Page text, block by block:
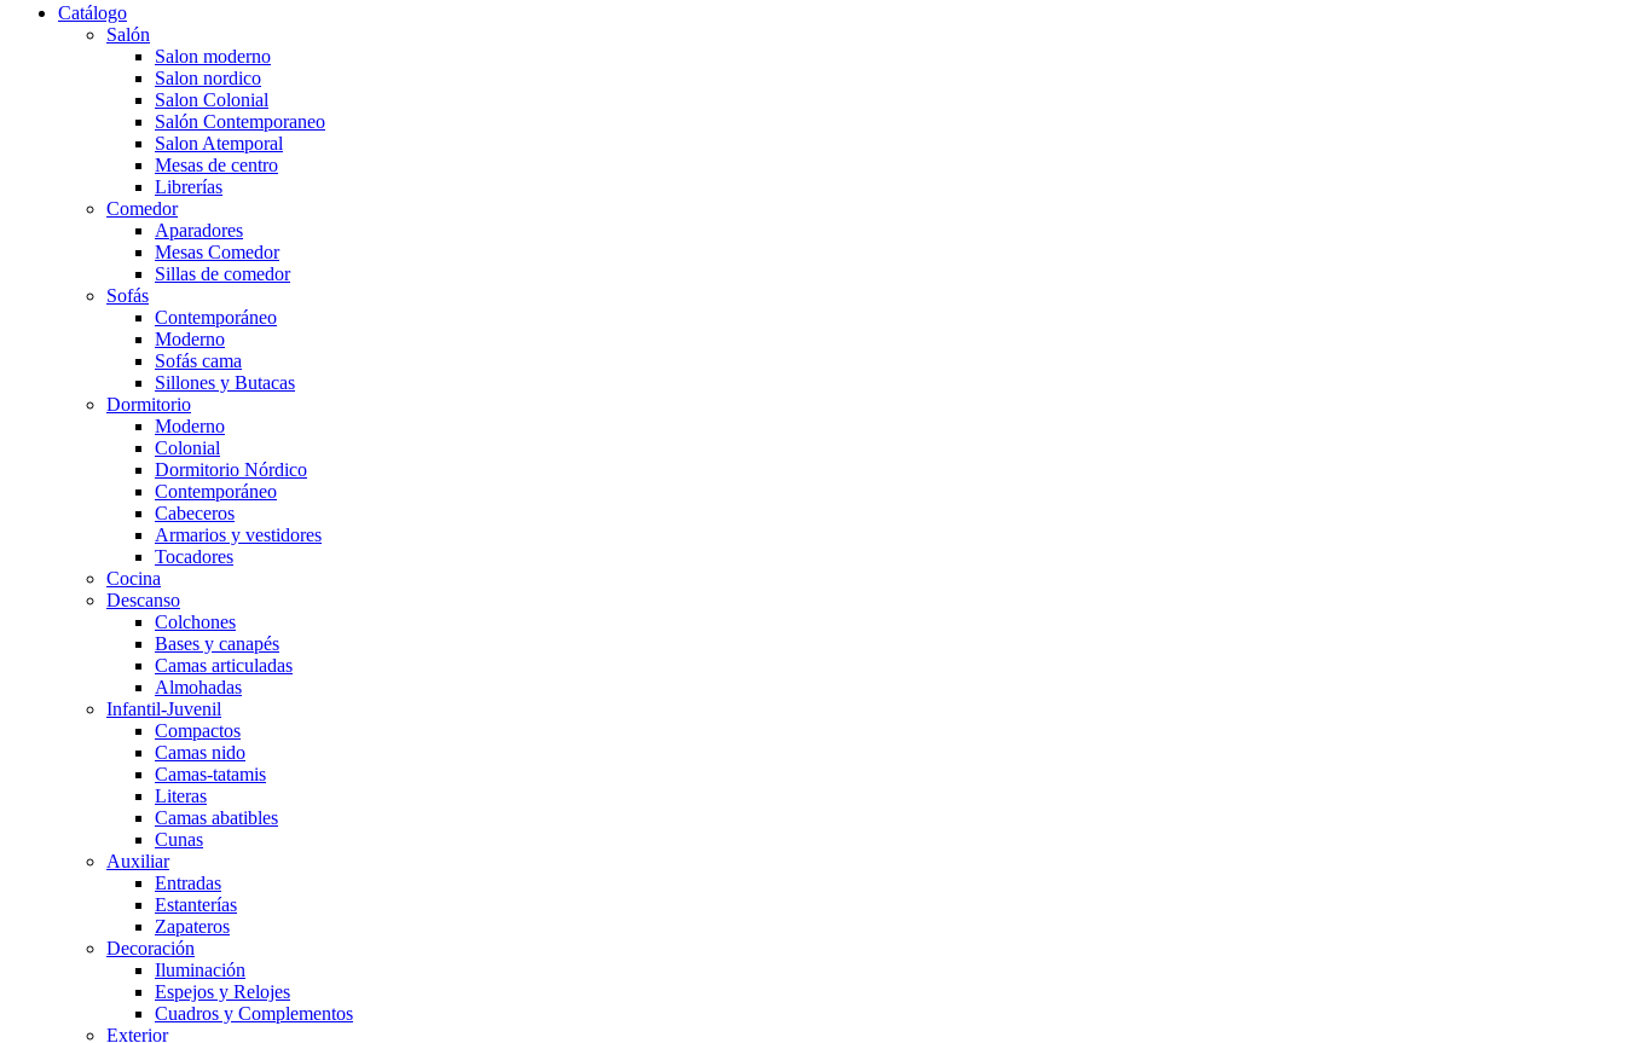
Catálogo
Salón
Salon moderno
Salon nordico
Salon Colonial
Salón Contemporaneo
Salon Atemporal
Mesas de centro
Librerías
Comedor
Aparadores
Mesas Comedor
Sillas de comedor
Sofás
Contemporáneo
Moderno
Sofás cama
Sillones y Butacas
Dormitorio
Moderno
Colonial
Dormitorio Nórdico
Contemporáneo
Cabeceros
Armarios y vestidores
Tocadores
Cocina
Descanso
Colchones
Bases y canapés
Camas articuladas
Almohadas
Infantil-Juvenil
Compactos
Camas nido
Camas-tatamis
Literas
Camas abatibles
Cunas
Auxiliar
Entradas
Estanterías
Zapateros
Decoración
Iluminación
Espejos y Relojes
Cuadros y Complementos
Exterior